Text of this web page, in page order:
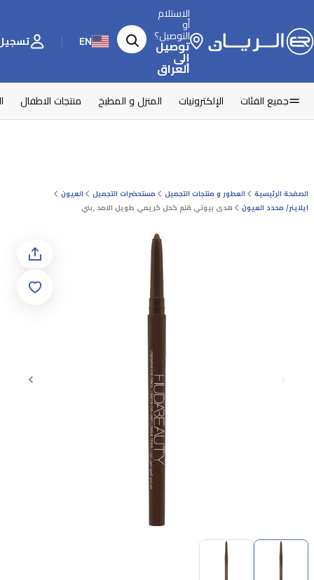
الاستلام
أو
التوصيل؟
توصيل
إلى
العراق
EN تسجيل
جميع الفئات الإلكترونيات المنزل و المطبخ منتجات الاطفال
الصفحة الرئيسية العطور و منتجات التجميل مستحضرات التجميل
العيون
ايلاينر/ محدد العيون
هدى بيوتي قلم كحل كريمي طويل الامد ,بني
Item